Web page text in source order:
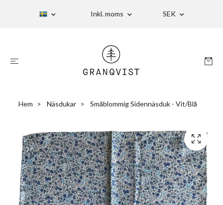
Inkl. moms SEK
Hem Näsdukar Småblommig Sidennäsduk - Vit/Blå